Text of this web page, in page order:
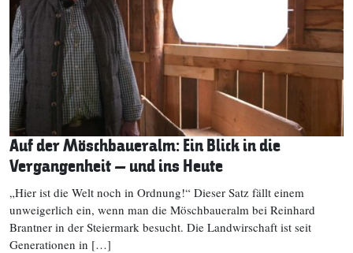
Auf der Möschbaueralm: Ein Blick in die
Vergangenheit – und ins Heute
„Hier ist die Welt noch in Ordnung!“ Dieser Satz fällt einem
unweigerlich ein, wenn man die Möschbaueralm bei Reinhard
Brantner in der Steiermark besucht. Die Landwirschaft ist seit
Generationen in […]